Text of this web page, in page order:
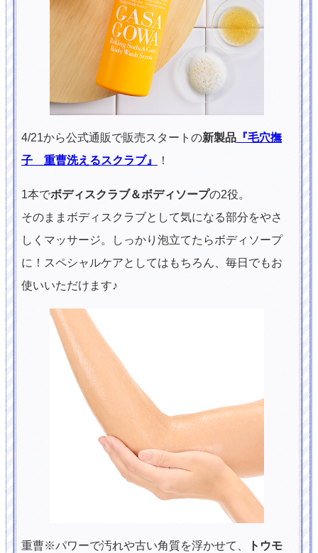
4/21から公式通販で販売スタートの新製品『毛穴撫
子 重曹洗えるスクラブ』
！
1本でボディスクラブ＆ボディソープの2役。
そのままボディスクラブとして気になる部分をやさ
しくマッサージ。しっかり泡立てたらボディソープ
に！スペシャルケアとしてはもちろん、毎日でもお
使いいただけます♪
重曹※パワーで汚れや古い角質を浮かせて、
トウモ